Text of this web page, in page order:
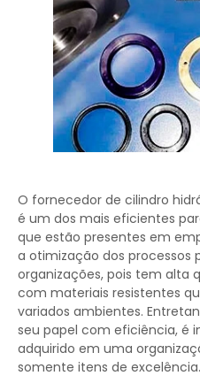
O fornecedor de cilindro
é um dos mais eficientes
que estão presentes em
a otimização dos processos
organizações, pois tem alta
com materiais resistentes
variados ambientes.
seu papel com eficiência, é
adquirido em uma
somente itens de excelência.